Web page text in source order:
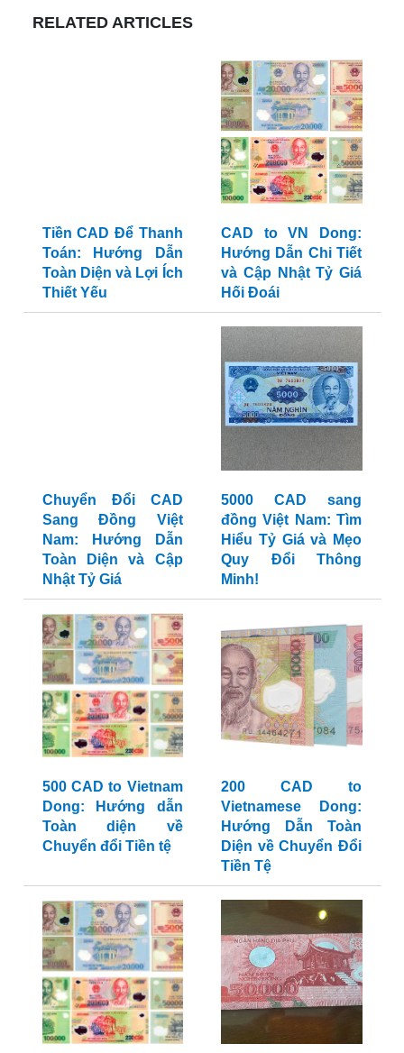
RELATED ARTICLES
Tiền CAD Để Thanh
Toán: Hướng Dẫn
Toàn Diện và Lợi Ích
Thiết Yếu
CAD to VN Dong:
Hướng Dẫn Chi Tiết
và Cập Nhật Tỷ Giá
Hối Đoái
Chuyển Đổi CAD
Sang Đồng Việt
Nam: Hướng Dẫn
Toàn Diện và Cập
Nhật Tỷ Giá
5000 CAD sang
đồng Việt Nam: Tìm
Hiểu Tỷ Giá và Mẹo
Quy Đổi Thông
Minh!
500 CAD to Vietnam
Dong: Hướng dẫn
Toàn diện về
Chuyển đổi Tiền tệ
200 CAD to
Vietnamese Dong:
Hướng Dẫn Toàn
Diện về Chuyển Đổi
Tiền Tệ